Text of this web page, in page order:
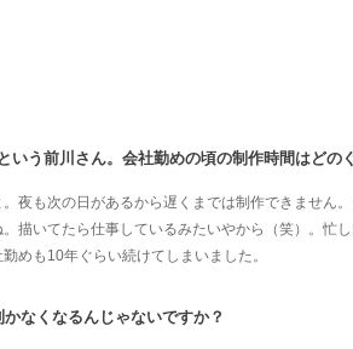
いう前川さん。会社勤めの頃の制作時間はどの
夜も次の日があるから遅くまでは制作できません
描いてたら仕事しているみたいやから（笑）。忙
めも10年ぐらい続けてしまいました。
なくなるんじゃないですか？